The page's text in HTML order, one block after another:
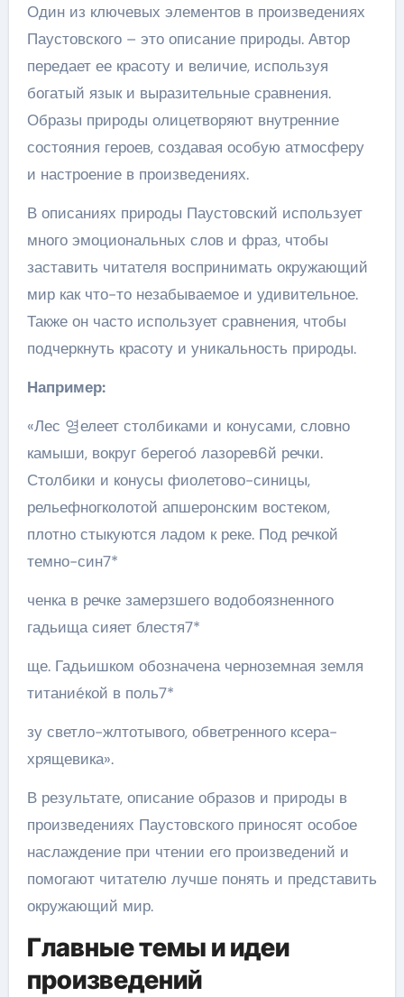
Один из ключевых элементов в произведениях
Паустовского – это описание природы. Автор
передает ее красоту и величие, используя
богатый язык и выразительные сравнения.
Образы природы олицетворяют внутренние
состояния героев, создавая особую атмосферу
и настроение в произведениях.
В описаниях природы Паустовский использует
много эмоциональных слов и фраз, чтобы
заставить читателя воспринимать окружающий
мир как что-то незабываемое и удивительное.
Также он часто использует сравнения, чтобы
подчеркнуть красоту и уникальность природы.
Например:
«Лес 영елеет столбиками и конусами, словно
камыши, вокруг берегоó лазорев6й речки.
Столбики и конусы фиолетово-синицы,
рельефногколотой апшеронским востеком,
плотно стыкуются ладом к реке. Под речкой
темно-син7*
ченка в речке замерзшего водобоязненного
гадьища сияет блестя7*
ще. Гадьишком обозначена черноземная земля
титаниéкой в поль7*
зу светло-жлтотывого, обветренного ксера-
хрящевика».
В результате, описание образов и природы в
произведениях Паустовского приносят особое
наслаждение при чтении его произведений и
помогают читателю лучше понять и представить
окружающий мир.
Главные темы и идеи
произведений